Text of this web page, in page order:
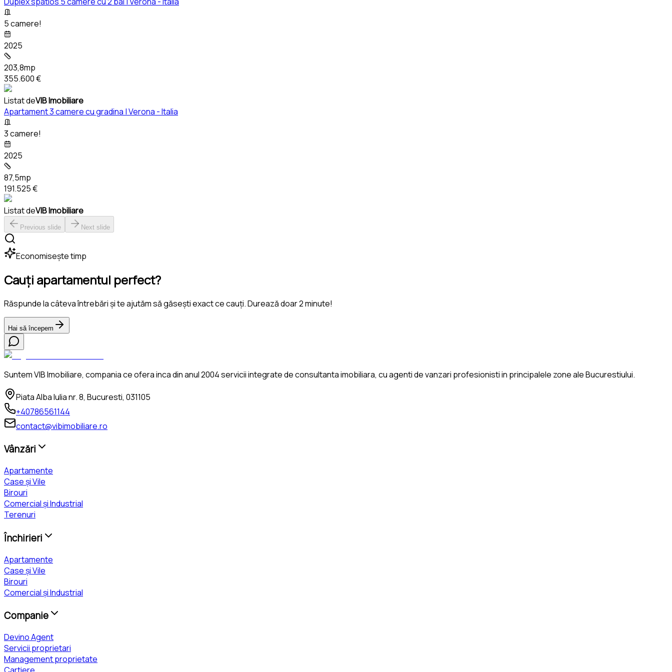
5 camere!
2025
203,8mp
355.600 €
Listat deVIB Imobiliare
Apartament 3 camere cu gradina | Verona - Italia
3 camere!
2025
87,5mp
191.525 €
Listat deVIB Imobiliare
Previous slide Next slide
Economisește timp
Cauți apartamentul perfect?
Răspunde la câteva întrebări și te ajutăm să găsești exact ce cauți. Durează doar 2 minute!
Hai să începem
Suntem VIB Imobiliare, compania ce ofera inca din anul 2004 servicii integrate de consultanta imobiliara, cu agenti de vanzari profesionisti in principalele zone ale Bucurestiului.
Piata Alba Iulia nr. 8, Bucuresti, 031105
+40786561144
contact@vibimobiliare.ro
Vânzări
Apartamente
Case și Vile
Birouri
Comercial și Industrial
Terenuri
Închirieri
Apartamente
Case și Vile
Birouri
Comercial și Industrial
Companie
Devino Agent
Servicii proprietari
Management proprietate